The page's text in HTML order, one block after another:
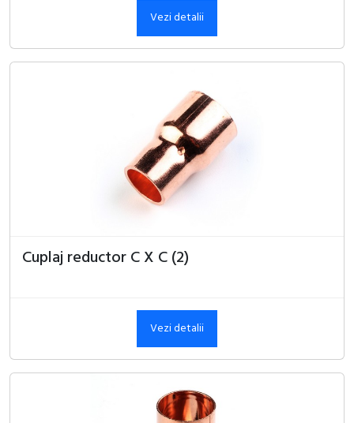
Vezi detalii
Cuplaj reductor C X C (2)
Vezi detalii